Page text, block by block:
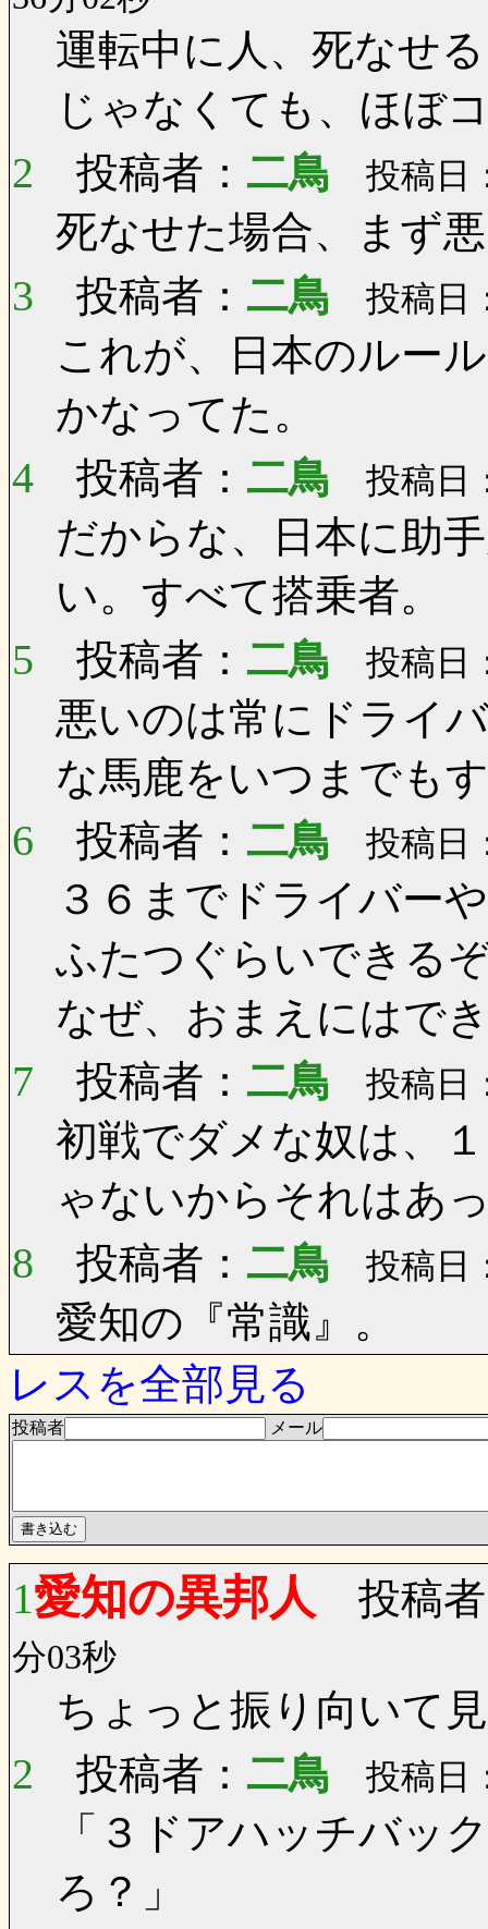
運転中に人、死なせ
じゃなくても、ほぼ
2 投稿者： 二鳥 投稿日
死なせた場合、まず
3 投稿者： 二鳥 投稿日
これが、日本のルー
かなってた。
4 投稿者： 二鳥 投稿日
だからな、日本に助
い。すべて搭乗者。
5 投稿者： 二鳥 投稿日
悪いのは常にドライ
な馬鹿をいつまでも
6 投稿者： 二鳥 投稿日
３６までドライバー
ふたつぐらいできる
なぜ、おまえにはで
7 投稿者： 二鳥 投稿日
初戦でダメな奴は、
ゃないからそれはあ
8 投稿者： 二鳥 投稿日
愛知の『常識』。
レスを全部見る
投稿者 メール
1愛知の異邦人 投稿
分03秒
ちょっと振り向いて
2 投稿者： 二鳥 投稿日
「３ドアハッチバッ
ろ？」